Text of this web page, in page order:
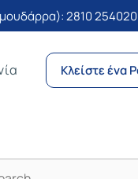
2810 254020
Κλείστε ένα